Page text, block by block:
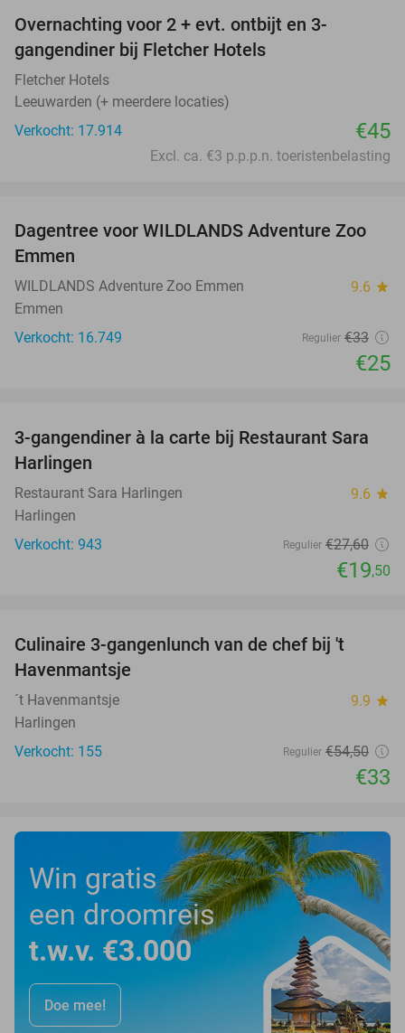
Overnachting voor 2 + evt. ontbijt en 3-
gangendiner bij Fletcher Hotels
Fletcher Hotels
Leeuwarden (+ meerdere locaties)
Verkocht: 17.914
€45
Excl. ca. €3 p.p.p.n. toeristenbelasting
24%
Dagentree voor WILDLANDS Adventure Zoo
Emmen
WILDLANDS Adventure Zoo Emmen 9.6 star
Emmen
Verkocht: 16.749
Regulier €33
€25
29%
3-gangendiner à la carte bij Restaurant Sara
Harlingen
Restaurant Sara Harlingen 9.6 star
Harlingen
Verkocht: 943
Regulier €27,60
€19,50
Culinaire 3-gangenlunch van de chef bij 't
Havenmantsje
´t Havenmantsje 9.9 star
Harlingen
Verkocht: 155
Regulier €54,50
€33
Win gratis
een droomreis
t.w.v. €3.000
Doe mee!